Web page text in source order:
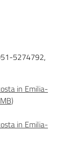
5274792,
in Emilia-
)
in Emilia-